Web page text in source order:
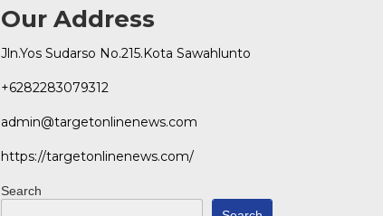
Our Address
Jln.Yos Sudarso No.215.Kota Sawahlunto
+6282283079312
admin@targetonlinenews.com
https://targetonlinenews.com/
Search